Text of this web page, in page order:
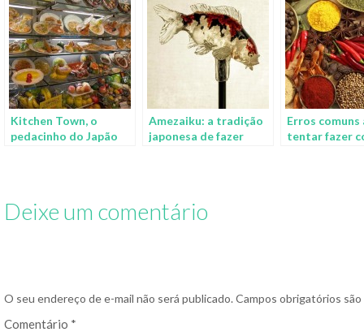
Kitchen Town, o
pedacinho do Japão
Amezaiku: a tradição
japonesa de fazer
Erros comuns
tentar fazer
Deixe um comentário
O seu endereço de e-mail não será publicado. Campos obrigatórios
Comentário *